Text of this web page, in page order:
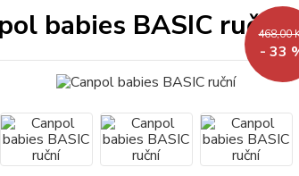
babies BASIC ruční
468,00
- 33